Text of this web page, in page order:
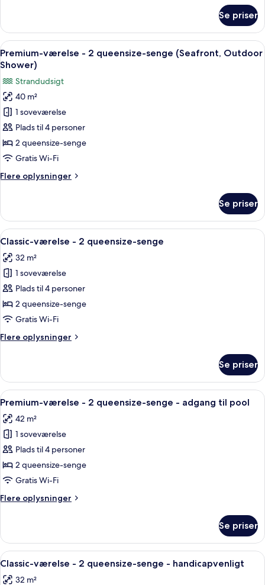
værelse
2
queensize-
-
havudsigt
Se priser
Indlæs
alle
billeder
af
Premium-
værelse
-
2
queensize-
(Seafront,
Et moderne badeværelse med
7
Premium-værelse - 2 queensize-senge (Seafront, Outdoor
Shower)
Strandudsigt
40 m²
1 soveværelse
Plads til 4 personer
2 queensize-senge
Gratis Wi-Fi
Flere oplysninger
Flere
værelse
2
senge
(Seafront,
Shower)
Se priser
Indlæs
alle
billeder
af
Classic-
værelse
-
queensize-
Et moderne badeværelse med en
7
Classic-værelse - 2 queensize-senge
32 m²
1 soveværelse
Plads til 4 personer
2 queensize-senge
Gratis Wi-Fi
Flere oplysninger
Flere
værelse
2
senge
Se priser
Indlæs
alle
billeder
af
Premium-
værelse
-
queensize-
adgang
til
pool
Et moderne hotelværelse med to
8
Premium-værelse - 2 queensize-senge - adgang til pool
42 m²
1 soveværelse
Plads til 4 personer
2 queensize-senge
Gratis Wi-Fi
Flere oplysninger
Flere
værelse
2
senge
Se priser
Indlæs
alle
Et hotelværelse med en seng, et
6
Classic-værelse - 2 queensize-senge - handicapvenligt
32 m²